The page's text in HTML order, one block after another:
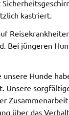
kastriert.
Bei jüngeren
Hunde
über das